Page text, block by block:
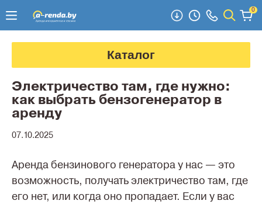
0
Каталог
Электричество там, где нужно:
как выбрать бензогенератор в
аренду
07.10.2025
Аренда бензинового генератора у нас — это
возможность, получать электричество там, где
его нет, или когда оно пропадает. Если у вас